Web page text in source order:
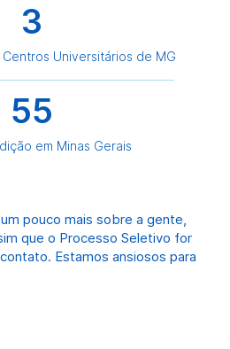
3
Universitários de MG
55
em Minas Gerais
pouco mais sobre a gente,
que o Processo Seletivo for
Estamos ansiosos para